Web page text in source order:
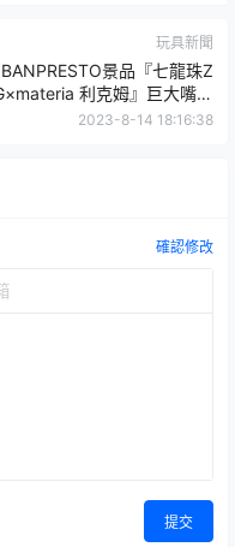
玩具新聞
BANPRESTO景品『七龍珠Z
利克姆』巨大嘴砲
衝擊波和撩人股溝！
2023-8-14 18:16:38
確認修改
提交